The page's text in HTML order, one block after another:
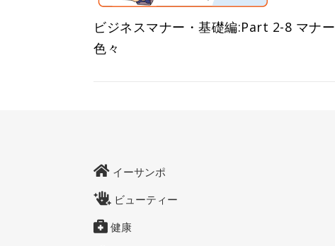
ビジネスマナー・基礎編:Part 2-8 マナー
色々
イーサンポ
ビューティー
健康